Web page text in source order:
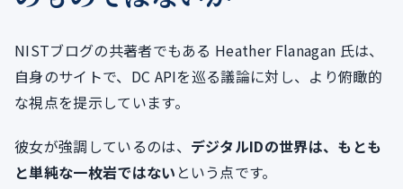
NISTブログの共著者でもある Heather Flanagan 氏は、
自身のサイトで、DC APIを巡る議論に対し、より俯瞰的
な視点を提示しています。
彼女が強調しているのは、 デジタルIDの世界は、もとも
と単純な一枚岩ではない という点です。